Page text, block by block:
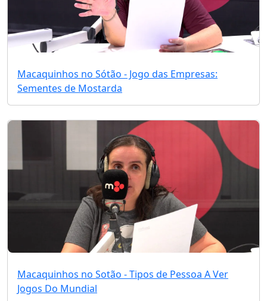
Macaquinhos no Sótão - Jogo das Empresas:
Sementes de Mostarda
Macaquinhos no Sotão - Tipos de Pessoa A Ver
Jogos Do Mundial